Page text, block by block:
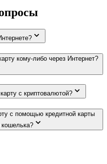
кому-либо через Интернет?
с криптовалютой?
с помощью кредитной карты